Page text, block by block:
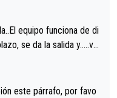
equipo funciona de di
se da la salida y…..ve
estos momentos tan
este párrafo, por favo